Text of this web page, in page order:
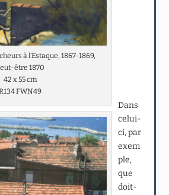
à l’Estaque, 1867-1869,
être 1870
42 x 55 cm
FWN49
Dans
celui-
ci, par
exem
ple,
que
doit-